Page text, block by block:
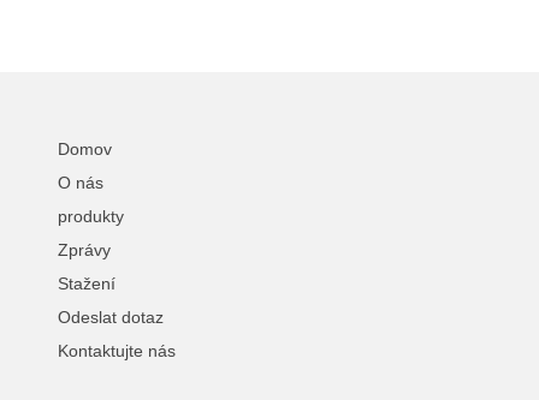
Domov
O nás
produkty
Zprávy
Stažení
Odeslat dotaz
Kontaktujte nás